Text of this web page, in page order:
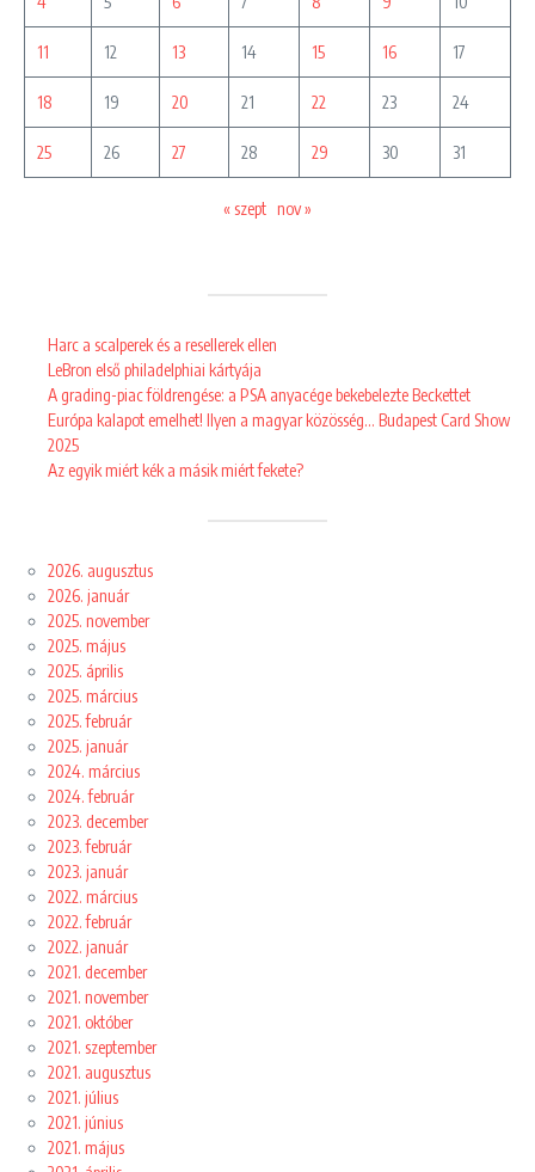
11 12 13 14 15 16 17
18 19 20 21 22 23 24
25 26 27 28 29 30 31
« szept nov »
Harc a scalperek és a resellerek ellen
LeBron első philadelphiai kártyája
A grading-piac földrengése: a PSA anyacége bekebelezte Beckettet
Európa kalapot emelhet! Ilyen a magyar közösség… Budapest Card Show
2025
Az egyik miért kék a másik miért fekete?
2026. augusztus
2026. január
2025. november
2025. május
2025. április
2025. március
2025. február
2025. január
2024. március
2024. február
2023. december
2023. február
2023. január
2022. március
2022. február
2022. január
2021. december
2021. november
2021. október
2021. szeptember
2021. augusztus
2021. július
2021. június
2021. május